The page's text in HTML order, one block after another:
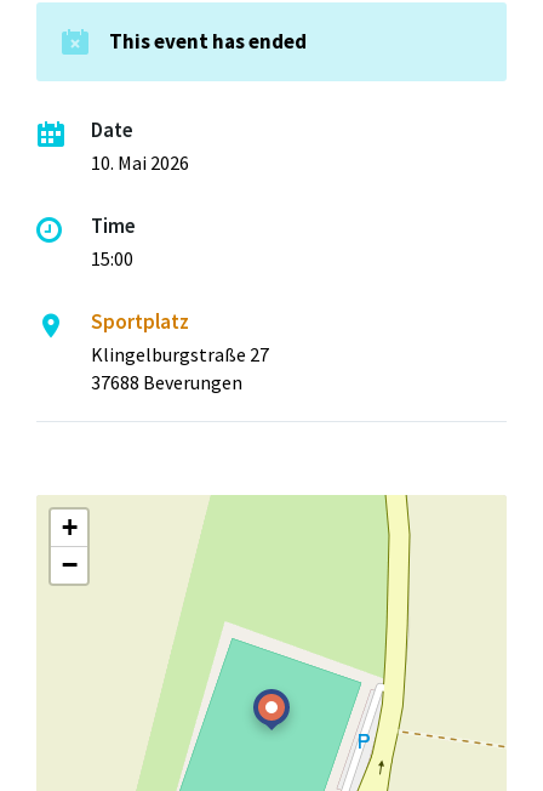
This event has ended
Date
10. Mai 2026
Time
15:00
Sportplatz
Klingelburgstraße 27
37688 Beverungen
+
−